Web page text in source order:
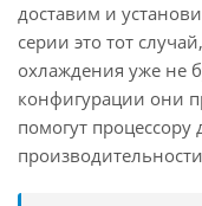
доставим и
серии это тот
охлаждения уже не
конфигурации они
помогут